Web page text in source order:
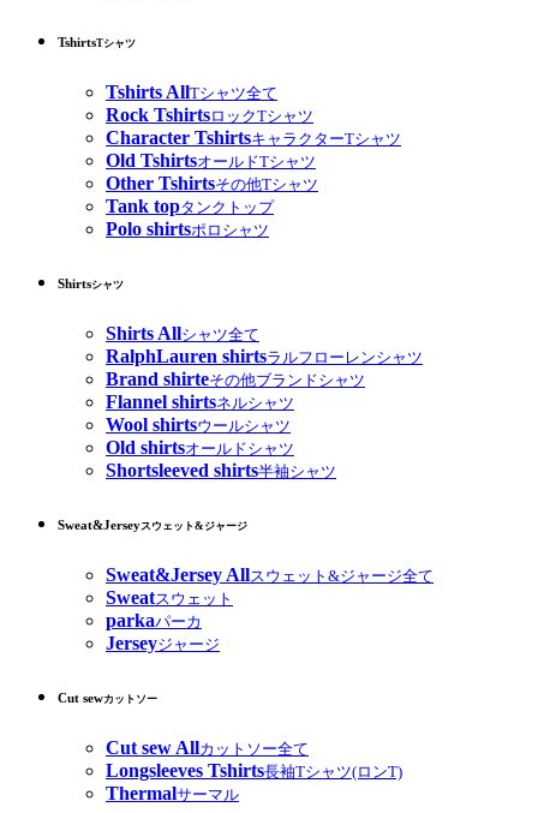
TshirtsTシャツ
Tshirts AllTシャツ全て
Rock TshirtsロックTシャツ
Character TshirtsキャラクターTシャツ
Old TshirtsオールドTシャツ
Other Tshirtsその他Tシャツ
Tank topタンクトップ
Polo shirtsポロシャツ
Shirtsシャツ
Shirts Allシャツ全て
RalphLauren shirtsラルフローレンシャツ
Brand shirteその他ブランドシャツ
Flannel shirtsネルシャツ
Wool shirtsウールシャツ
Old shirtsオールドシャツ
Shortsleeved shirts半袖シャツ
Sweat&Jerseyスウェット&ジャージ
Sweat&Jersey Allスウェット&ジャージ全て
Sweatスウェット
parkaパーカ
Jerseyジャージ
Cut sewカットソー
Cut sew Allカットソー全て
Longsleeves Tshirts長袖Tシャツ(ロンT)
Thermalサーマル